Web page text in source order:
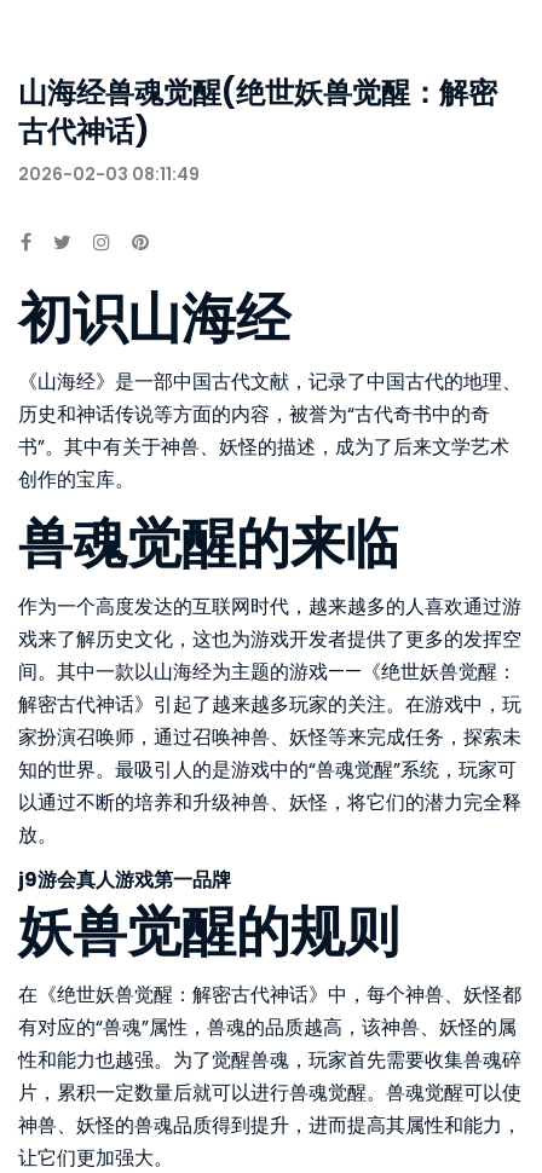
山海经兽魂觉醒(绝世妖兽觉醒：解密
古代神话)
2026-02-03 08:11:49
初识山海经
《山海经》是一部中国古代文献，记录了中国古代的地理、
历史和神话传说等方面的内容，被誉为“古代奇书中的奇
书”。其中有关于神兽、妖怪的描述，成为了后来文学艺术
创作的宝库。
兽魂觉醒的来临
作为一个高度发达的互联网时代，越来越多的人喜欢通过游
戏来了解历史文化，这也为游戏开发者提供了更多的发挥空
间。其中一款以山海经为主题的游戏——《绝世妖兽觉醒：
解密古代神话》引起了越来越多玩家的关注。在游戏中，玩
家扮演召唤师，通过召唤神兽、妖怪等来完成任务，探索未
知的世界。最吸引人的是游戏中的“兽魂觉醒”系统，玩家可
以通过不断的培养和升级神兽、妖怪，将它们的潜力完全释
放。
j9游会真人游戏第一品牌
妖兽觉醒的规则
在《绝世妖兽觉醒：解密古代神话》中，每个神兽、妖怪都
有对应的“兽魂”属性，兽魂的品质越高，该神兽、妖怪的属
性和能力也越强。为了觉醒兽魂，玩家首先需要收集兽魂碎
片，累积一定数量后就可以进行兽魂觉醒。兽魂觉醒可以使
神兽、妖怪的兽魂品质得到提升，进而提高其属性和能力，
让它们更加强大。